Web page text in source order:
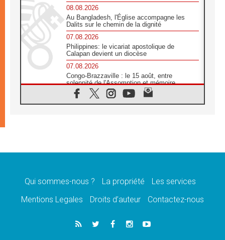
08.08.2026
Au Bangladesh, l'Église accompagne les
Dalits sur le chemin de la dignité
07.08.2026
Philippines: le vicariat apostolique de
Calapan devient un diocèse
07.08.2026
Congo-Brazzaville : le 15 août, entre
solennité de l'Assomption et mémoire
nationale
07.08.2026
Pape en France dévoilé
1ère Conférence continentale sur l'éducation
07.08.2026
Un logo symbolique pour la venue du Pape
Qui sommes-nous ? La propriété
Les services
Mentions Legales
Droits d’auteur Contactez-nous